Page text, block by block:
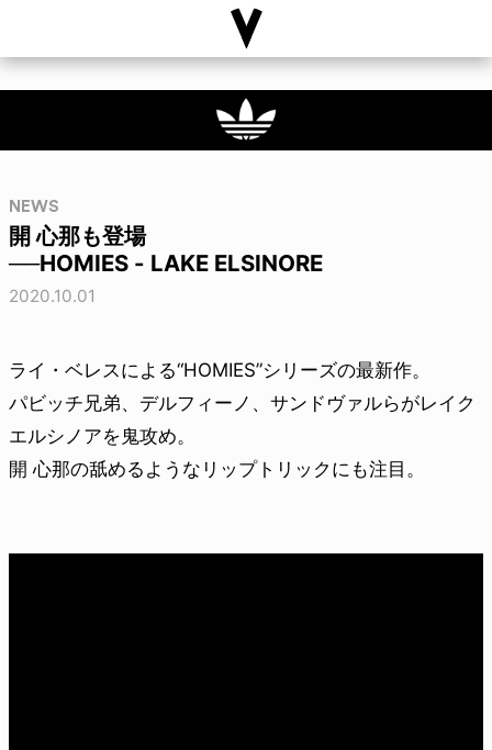
NEWS
開 心那も登場
──HOMIES - LAKE ELSINORE
2020.10.01
ライ・ベレスによる“HOMIES”シリーズの最新作。
パビッチ兄弟、デルフィーノ、サンドヴァルらがレイク
エルシノアを鬼攻め。
開 心那の舐めるようなリップトリックにも注目。